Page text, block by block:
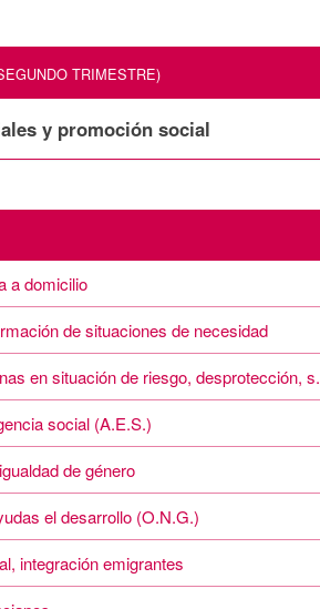
TRIMESTRE)
y promoción social
a domicilio
de situaciones de necesidad
en situación de riesgo, desprotección, s.
social (A.E.S.)
de género
el desarrollo (O.N.G.)
integración emigrantes